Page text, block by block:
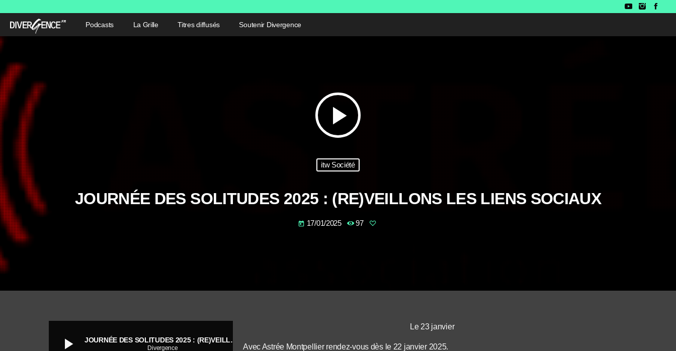
Podcasts La Grille Titres diffusés Soutenir Divergence
play_arrow
itw Société
JOURNÉE DES SOLITUDES 2025 : (RE)VEILLONS LES LIENS SOCIAUX
today 17/01/2025 97
play_arrow JOURNÉE DES SOLITUDES 2025 : (RE)VEILLONS LES LIENS SOCIAUX
Divergence
Le 23 janvier
Avec Astrée Montpellier rendez-vous dès le 22 janvier 2025.